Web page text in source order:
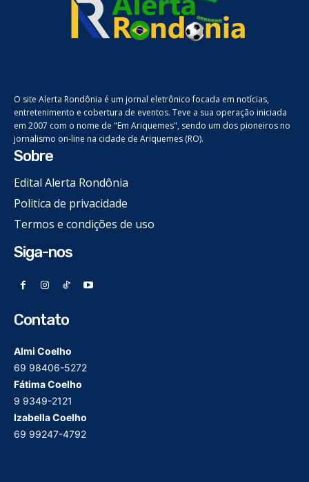
O site Alerta Rondônia é um jornal eletrônico focada em notícias,
entretenimento e cobertura de eventos. Teve a sua operação iniciada
em 2007 com o nome de "Em Ariquemes", sendo um dos pioneiros no
jornalismo on-line na cidade de Ariquemes (RO).
Sobre
Edital Alerta Rondônia
Politica de privacidade
Termos e condições de uso
Siga-nos
Contato
Almi Coelho
69 98406-5272
Fátima Coelho
9 9349-2121
Izabella Coelho
69 99247-4792